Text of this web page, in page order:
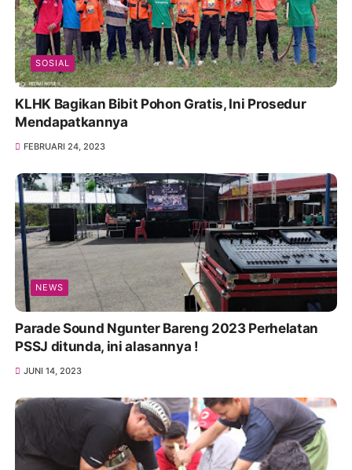
SOSIAL
KLHK Bagikan Bibit Pohon Gratis, Ini Prosedur
Mendapatkannya
FEBRUARI 24, 2023
NEWS
Parade Sound Ngunter Bareng 2023 Perhelatan
PSSJ ditunda, ini alasannya !
JUNI 14, 2023